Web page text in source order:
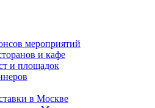
мероприятий
и кафе
и площадок
в Москве